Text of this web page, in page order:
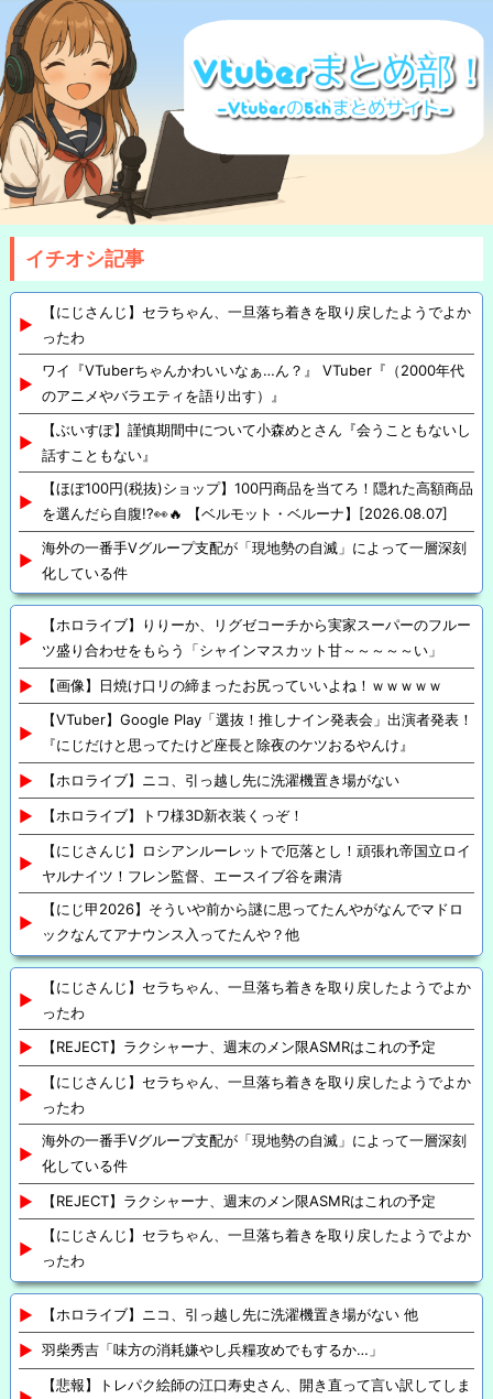
イチオシ記事
【にじさんじ】セラちゃん、一旦落ち着きを取り戻したようでよか
ったわ
ワイ『VTuberちゃんかわいいなぁ…ん？』 VTuber『（2000年代
のアニメやバラエティを語り出す）』
【ぶいすぽ】謹慎期間中について小森めとさん『会うこともないし
話すこともない』
【ほぼ100円(税抜)ショップ】100円商品を当てろ！隠れた高額商品
を選んだら自腹!?👀🔥 【ベルモット・ベルーナ】[2026.08.07]
海外の一番手Vグループ支配が「現地勢の自滅」によって一層深刻
化している件
【ホロライブ】りりーか、リグゼコーチから実家スーパーのフルー
ツ盛り合わせをもらう「シャインマスカット甘～～～～～い」
【画像】日焼け口リの締まったお尻っていいよね！ｗｗｗｗｗ
【VTuber】Google Play「選抜！推しナイン発表会」出演者発表！
『にじだけと思ってたけど座長と除夜のケツおるやんけ』
【ホロライブ】ニコ、引っ越し先に洗濯機置き場がない
【ホロライブ】トワ様3D新衣装くっぞ！
【にじさんじ】ロシアンルーレットで厄落とし！頑張れ帝国立ロイ
ヤルナイツ！フレン監督、エースイブ谷を粛清
【にじ甲2026】そういや前から謎に思ってたんやがなんでマドロ
ックなんてアナウンス入ってたんや？他
【にじさんじ】セラちゃん、一旦落ち着きを取り戻したようでよか
ったわ
【REJECT】ラクシャーナ、週末のメン限ASMRはこれの予定
【にじさんじ】セラちゃん、一旦落ち着きを取り戻したようでよか
ったわ
海外の一番手Vグループ支配が「現地勢の自滅」によって一層深刻
化している件
【REJECT】ラクシャーナ、週末のメン限ASMRはこれの予定
【にじさんじ】セラちゃん、一旦落ち着きを取り戻したようでよか
ったわ
【ホロライブ】ニコ、引っ越し先に洗濯機置き場がない 他
羽柴秀吉「味方の消耗嫌やし兵糧攻めでもするか…」
【悲報】トレパク絵師の江口寿史さん、開き直って言い訳してしま